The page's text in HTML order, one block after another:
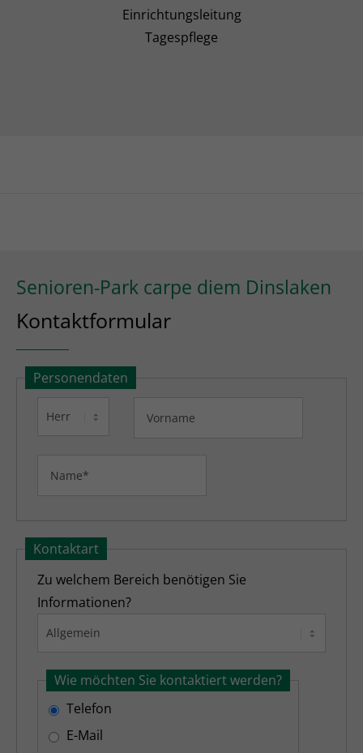
Einrichtungsleitung
Tagespflege
Senioren-Park carpe diem Dinslaken
Kontaktformular
Personendaten
Kontaktart
Zu welchem Bereich benötigen Sie
Informationen?
Wie möchten Sie kontaktiert werden?
Telefon
E-Mail